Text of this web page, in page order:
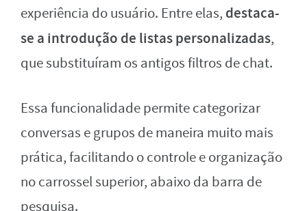
experiência do usuário. Entre elas, destaca-
se a introdução de listas personalizadas,
que substituíram os antigos filtros de chat.
Essa funcionalidade permite categorizar
conversas e grupos de maneira muito mais
prática, facilitando o controle e organização
no carrossel superior, abaixo da barra de
pesquisa.